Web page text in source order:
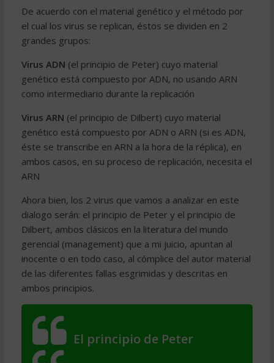
De acuerdo con el material genético y el método por
el cual los virus se replican, éstos se dividen en 2
grandes grupos:
Virus ADN (el principio de Peter) cuyo material
genético está compuesto por ADN, no usando ARN
como intermediario durante la replicación
Virus ARN (el principio de Dilbert) cuyo material
genético está compuesto por ADN o ARN (si es ADN,
éste se transcribe en ARN a la hora de la réplica), en
ambos casos, en su proceso de replicación, necesita el
ARN
Ahora bien, los 2 virus que vamos a analizar en este
dialogo serán: el principio de Peter y el principio de
Dilbert, ambos clásicos en la literatura del mundo
gerencial (management) que a mi juicio, apuntan al
inocente o en todo caso, al cómplice del autor material
de las diferentes fallas esgrimidas y descritas en
ambos principios.
El principio de Peter